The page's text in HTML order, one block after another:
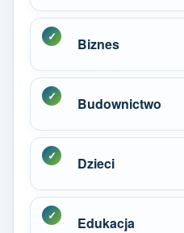
Biznes
Budownictwo
Dzieci
Edukacja